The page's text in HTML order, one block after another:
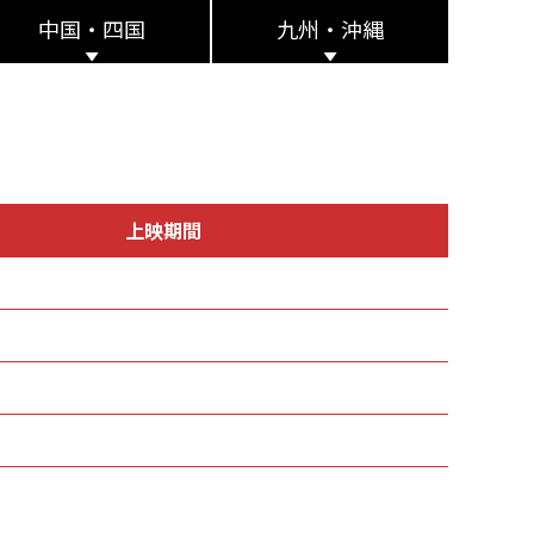
中国・四国 九州・沖縄
上映期間